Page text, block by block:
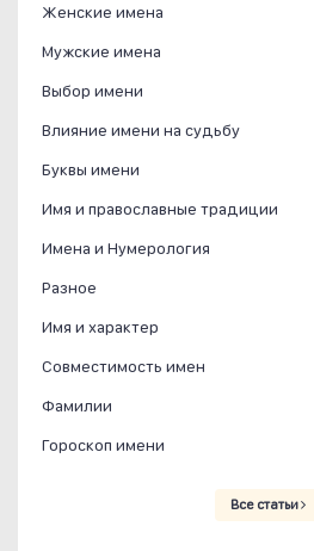
Женские имена
Мужские имена
Выбор имени
Влияние имени на судьбу
Буквы имени
Имя и православные традиции
Имена и Нумерология
Разное
Имя и характер
Совместимость имен
Фамилии
Гороскоп имени
Все статьи